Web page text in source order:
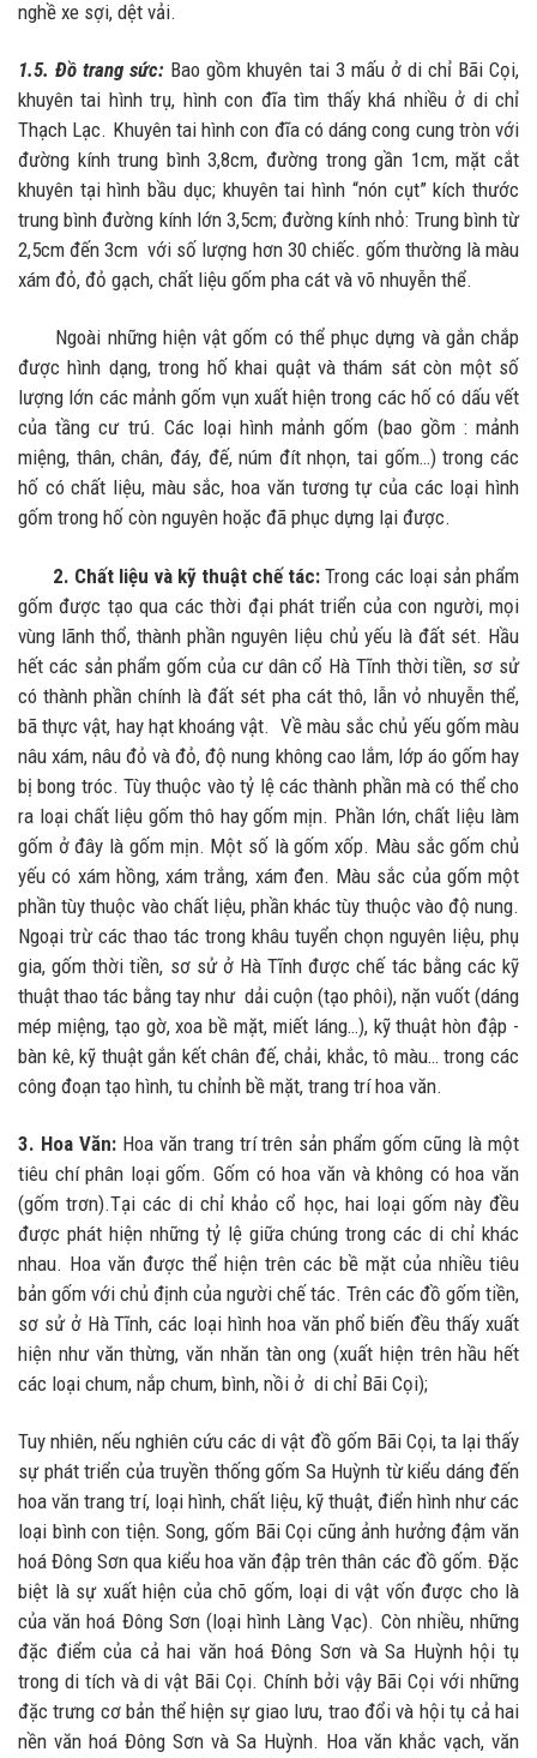
nghề xe sợi, dệt vải.
1.5. Đồ trang sức: Bao gồm khuyên tai 3 mấu ở di chỉ Bãi Cọi,
khuyên tai hình trụ, hình con đĩa tìm thấy khá nhiều ở di chỉ
Thạch Lạc. Khuyên tai hình con đĩa có dáng cong cung tròn với
đường kính trung bình 3,8cm, đường trong gần 1cm, mặt cắt
khuyên tại hình bầu dục; khuyên tai hình “nón cụt” kích thước
trung bình đường kính lớn 3,5cm; đường kính nhỏ: Trung bình từ
2,5cm đến 3cm với số lượng hơn 30 chiếc. gốm thường là màu
xám đỏ, đỏ gạch, chất liệu gốm pha cát và võ nhuyễn thể.
Ngoài những hiện vật gốm có thể phục dựng và gắn chắp
được hình dạng, trong hố khai quật và thám sát còn một số
lượng lớn các mảnh gốm vụn xuất hiện trong các hố có dấu vết
của tầng cư trú. Các loại hình mảnh gốm (bao gồm : mảnh
miệng, thân, chân, đáy, đế, núm đít nhọn, tai gốm…) trong các
hố có chất liệu, màu sắc, hoa văn tương tự của các loại hình
gốm trong hố còn nguyên hoặc đã phục dựng lại được.
2. Chất liệu và kỹ thuật chế tác:Trong các loại sản phẩm
gốm được tạo qua các thời đại phát triển của con người, mọi
vùng lãnh thổ, thành phần nguyên liệu chủ yếu là đất sét. Hầu
hết các sản phẩm gốm của cư dân cổ Hà Tĩnh thời tiền, sơ sử
có thành phần chính là đất sét pha cát thô, lẫn vỏ nhuyễn thể,
bã thực vật, hay hạt khoáng vật. Về màu sắc chủ yếu gốm màu
nâu xám, nâu đỏ và đỏ, độ nung không cao lắm, lớp áo gốm hay
bị bong tróc. Tùy thuộc vào tỷ lệ các thành phần mà có thể cho
ra loại chất liệu gốm thô hay gốm mịn. Phần lớn, chất liệu làm
gốm ở đây là gốm mịn. Một số là gốm xốp. Màu sắc gốm chủ
yếu có xám hồng, xám trắng, xám đen. Màu sắc của gốm một
phần tùy thuộc vào chất liệu, phần khác tùy thuộc vào độ nung.
Ngoại trừ các thao tác trong khâu tuyển chọn nguyên liệu, phụ
gia, gốm thời tiền, sơ sử ở Hà Tĩnh được chế tác bằng các kỹ
thuật thao tác bằng tay như dải cuộn (tạo phôi), nặn vuốt (dáng
mép miệng, tạo gờ, xoa bề mặt, miết láng…), kỹ thuật hòn đập -
bàn kê, kỹ thuật gắn kết chân đế, chải, khắc, tô màu… trong các
công đoạn tạo hình, tu chỉnh bề mặt, trang trí hoa văn.
3. Hoa Văn:Hoa văn trang trí trên sản phẩm gốm cũng là một
tiêu chí phân loại gốm. Gốm có hoa văn và không có hoa văn
(gốm trơn).Tại các di chỉ khảo cổ học, hai loại gốm này đều
được phát hiện những tỷ lệ giữa chúng trong các di chỉ khác
nhau. Hoa văn được thể hiện trên các bề mặt của nhiều tiêu
bản gốm với chủ định của người chế tác. Trên các đồ gốm tiền,
sơ sử ở Hà Tĩnh, các loại hình hoa văn phổ biến đều thấy xuất
hiện như văn thừng, văn nhăn tàn ong (xuất hiện trên hầu hết
các loại chum, nắp chum, bình, nồi ở di chỉ Bãi Cọi);
Tuy nhiên, nếu nghiên cứu các di vật đồ gốm Bãi Cọi, ta lại thấy
sự phát triển của truyền thống gốm Sa Huỳnh từ kiểu dáng đến
hoa văn trang trí, loại hình, chất liệu, kỹ thuật, điển hình như các
loại bình con tiện. Song, gốm Bãi Cọi cũng ảnh hưởng đậm văn
hoá Đông Sơn qua kiểu hoa văn đập trên thân các đồ gốm. Đặc
biệt là sự xuất hiện của chõ gốm, loại di vật vốn được cho là
của văn hoá Đông Sơn (loại hình Làng Vạc). Còn nhiều, những
đặc điểm của cả hai văn hoá Đông Sơn và Sa Huỳnh hội tụ
trong di tích và di vật Bãi Cọi. Chính bởi vậy Bãi Cọi với những
đặc trưng cơ bản thể hiện sự giao lưu, trao đổi và hội tụ cả hai
nền văn hoá Đông Sơn và Sa Huỳnh. Hoa văn khắc vạch, văn